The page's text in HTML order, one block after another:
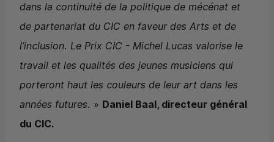
dans la continuité de la politique de mécénat et
de partenariat du CIC en faveur des Arts et de
l’inclusion. Le Prix CIC - Michel Lucas valorise le
travail et les qualités des jeunes musiciens qui
porteront haut les couleurs de leur art dans les
années futures. » Daniel Baal, directeur général
du CIC.